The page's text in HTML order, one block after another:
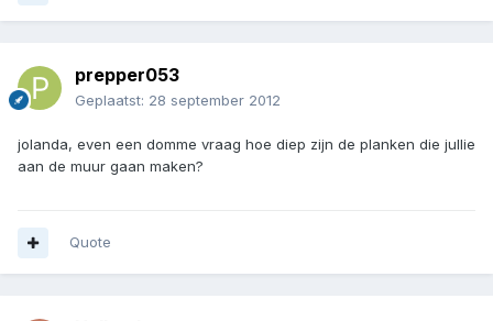
prepper053
Geplaatst: 28 september 2012
jolanda, even een domme vraag hoe diep zijn de planken die jullie
aan de muur gaan maken?
Quote